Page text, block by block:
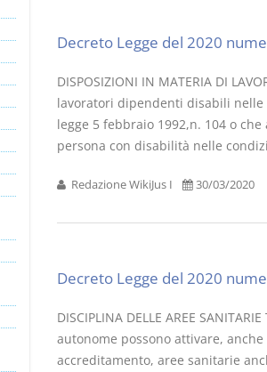
Decreto Legge del 2020
DISPOSIZIONI IN MATERIA DI
lavoratori dipendenti disabili
legge 5 febbraio 1992,n. 104 o
persona con disabilità nelle
Redazione WikiJus I 30/03/2020
Decreto Legge del 2020
DISCIPLINA DELLE AREE
autonome possono attivare,
accreditamento, aree sanitarie